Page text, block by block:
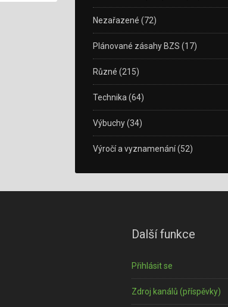
Nezařazené (72)
Plánované zásahy BZS (17)
Různé (215)
Technika (64)
Výbuchy(34)
Výročí a vyznamenání(52)
Další funkce
Přihlásit se
Zdroj kanálů (příspěvky)